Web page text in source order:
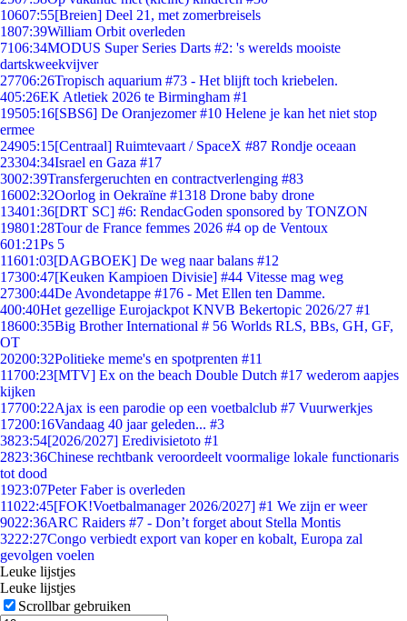
10607:55[Breien] Deel 21, met zomerbreisels
1807:39William Orbit overleden
7106:34MODUS Super Series Darts #2: 's werelds mooiste
dartskweekvijver
27706:26Tropisch aquarium #73 - Het blijft toch kriebelen.
405:26EK Atletiek 2026 te Birmingham #1
19505:16[SBS6] De Oranjezomer #10 Helene je kan het niet stop
ermee
24905:15[Centraal] Ruimtevaart / SpaceX #87 Rondje oceaan
23304:34Israel en Gaza #17
3002:39Transfergeruchten en contractverlenging #83
16002:32Oorlog in Oekraïne #1318 Drone baby drone
13401:36[DRT SC] #6: RendacGoden sponsored by TONZON
19801:28Tour de France femmes 2026 #4 op de Ventoux
601:21Ps 5
11601:03[DAGBOEK] De weg naar balans #12
17300:47[Keuken Kampioen Divisie] #44 Vitesse mag weg
27300:44De Avondetappe #176 - Met Ellen ten Damme.
400:40Het gezellige Eurojackpot KNVB Bekertopic 2026/27 #1
18600:35Big Brother International # 56 Worlds RLS, BBs, GH, GF,
OT
20200:32Politieke meme's en spotprenten #11
11700:23[MTV] Ex on the beach Double Dutch #17 wederom aapjes
kijken
17700:22Ajax is een parodie op een voetbalclub #7 Vuurwerkjes
17200:16Vandaag 40 jaar geleden... #3
3823:54[2026/2027] Eredivisietoto #1
2823:36Chinese rechtbank veroordeelt voormalige lokale functionaris
tot dood
1923:07Peter Faber is overleden
11022:45[FOK!Voetbalmanager 2026/2027] #1 We zijn er weer
9022:36ARC Raiders #7 - Don’t forget about Stella Montis
3222:27Congo verbiedt export van koper en kobalt, Europa zal
gevolgen voelen
Leuke lijstjes
Leuke lijstjes
Scrollbar gebruiken